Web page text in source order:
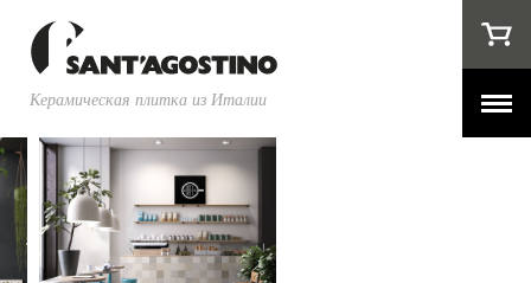
Керамическая плитка из Италии